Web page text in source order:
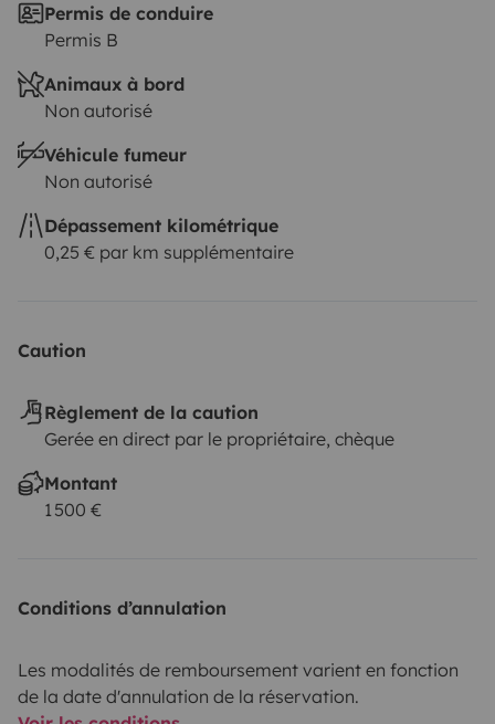
Permis de conduire
Permis B
Animaux à bord
Non autorisé
Véhicule fumeur
Non autorisé
Dépassement kilométrique
0,25 € par km supplémentaire
Caution
Règlement de la caution
Gerée en direct par le propriétaire, chèque
Montant
1 500 €
Conditions d’annulation
Les modalités de remboursement varient en fonction
de la date d'annulation de la réservation.